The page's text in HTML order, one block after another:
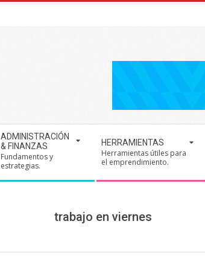
ADMINISTRACIÓN
& FINANZAS
Fundamentos y
estrategias.
HERRAMIENTAS
Herramientas útiles para
el emprendimiento.
trabajo en viernes